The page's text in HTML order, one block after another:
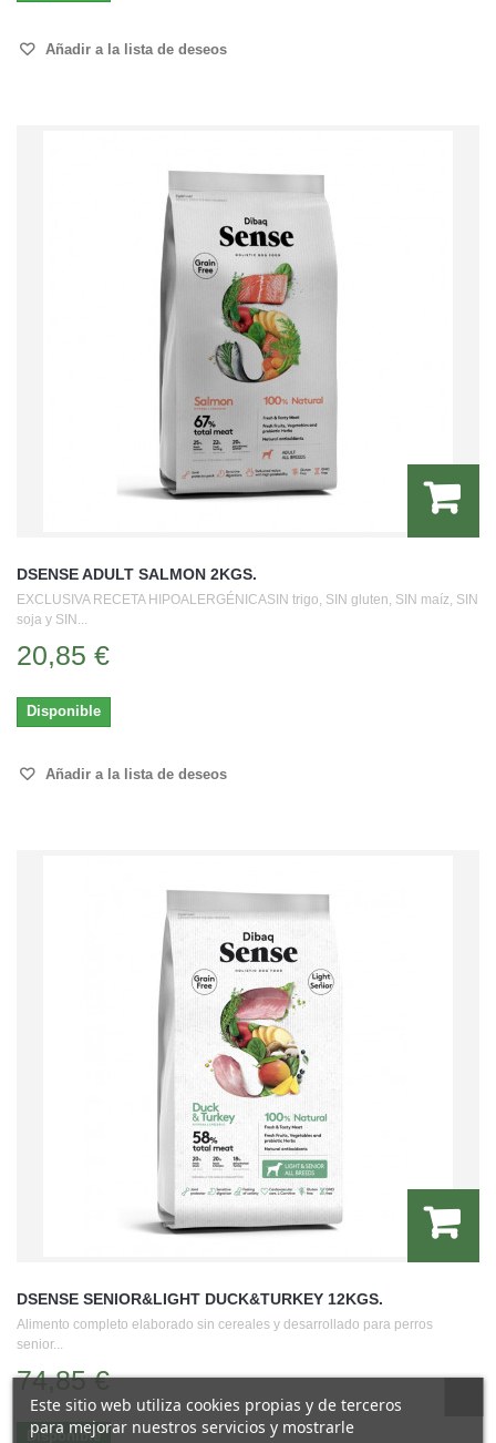
Este sitio web utiliza cookies propias y de terceros
para mejorar nuestros servicios y mostrarle
Añadir a la lista de deseos
DSENSE ADULT SALMON 2KGS.
EXCLUSIVA RECETA HIPOALERGÉNICASIN trigo, SIN gluten, SIN maíz, SIN
soja y SIN...
20,85 €
Disponible
Añadir a la lista de deseos
DSENSE SENIOR&LIGHT DUCK&TURKEY 12KGS.
Alimento completo elaborado sin cereales y desarrollado para perros
senior...
74,85 €
Disponible